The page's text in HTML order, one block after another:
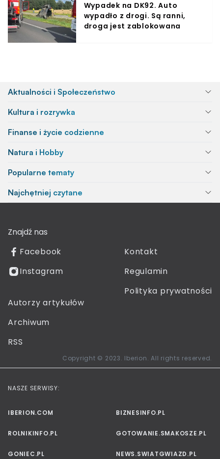
Wypadek na DK92. Auto
wypadło z drogi. Są ranni,
droga jest zablokowana
Aktualności i Społeczeństwo
Kultura i rozrywka
Finanse i życie codzienne
Natura i Hobby
Popularne tematy
Najchętniej czytane
Znajdź nas
Facebook
Instagram
Kontakt
Regulamin
Polityka prywatności
Autorzy artykułów
Archiwum
RSS
Copyright © 2023. Iberion. All rights reserved.
NASZE SERWISY:
IBERION.COM BIZNESINFO.PL
ROLNIKINFO.PL GOTOWANIE.SMAKOSZE.PL
GONIEC.PL NEWS.SWIATGWIAZD.PL